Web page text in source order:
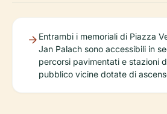
Entrambi i memoriali di Piazza
Jan Palach sono accessibili in
percorsi pavimentati e stazioni
pubblico vicine dotate di